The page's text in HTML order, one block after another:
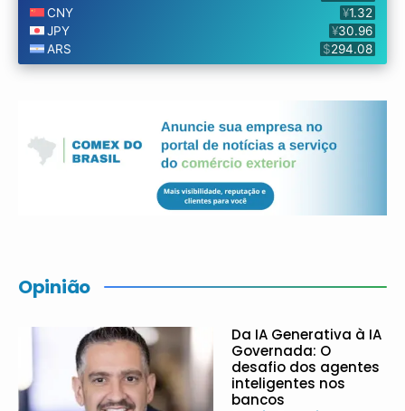
Opinião
Da IA Generativa à IA
Governada: O
desafio dos agentes
inteligentes nos
bancos